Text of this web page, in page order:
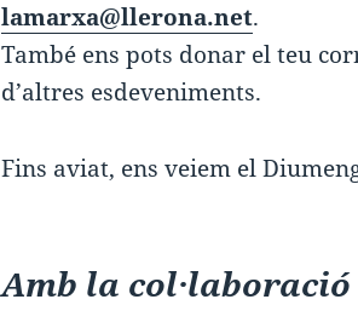
lamarxa@llerona.net.
També ens pots donar el teu
d’altres esdeveniments.
Fins aviat, ens veiem el
Amb la col·laboració